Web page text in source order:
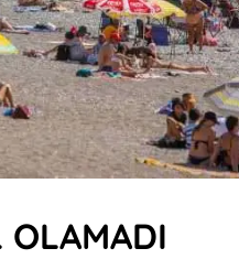
OLAMADI